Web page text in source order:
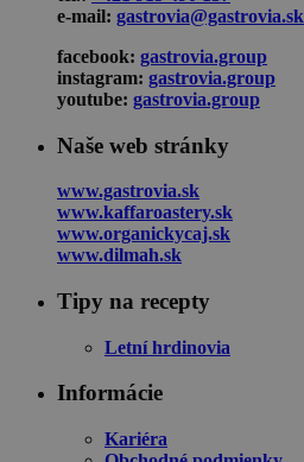
e-mail: gastrovia@gastrovia.sk
facebook: gastrovia.group
instagram: gastrovia.group
youtube: gastrovia.group
Naše web stránky
www.gastrovia.sk
www.kaffaroastery.sk
www.organickycaj.sk
www.dilmah.sk
Tipy na recepty
Letní hrdinovia
Informácie
Kariéra